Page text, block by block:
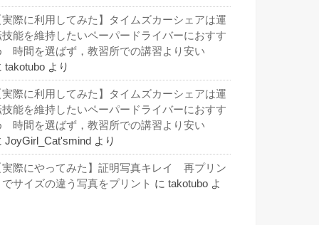
実際に利用してみた】タイムズカーシェアは運
技能を維持したいペーパードライバーにおすす
時間を選ばず，教習所での講習より安い
takotubo より
実際に利用してみた】タイムズカーシェアは運
技能を維持したいペーパードライバーにおすす
時間を選ばず，教習所での講習より安い
JoyGirl_Cat'smind より
実際にやってみた】証明写真キレイ 再プリン
でサイズの違う写真をプリント に takotubo よ